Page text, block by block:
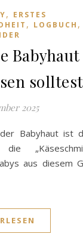
, ERSTES
, LOGBUCH ,
Babyhaut
solltest
2025
Babyhaut ist
aus diesem